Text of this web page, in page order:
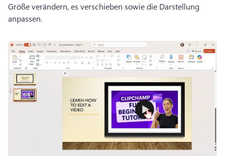
Größe verändern, es verschieben sowie die Darstellung
anpassen.